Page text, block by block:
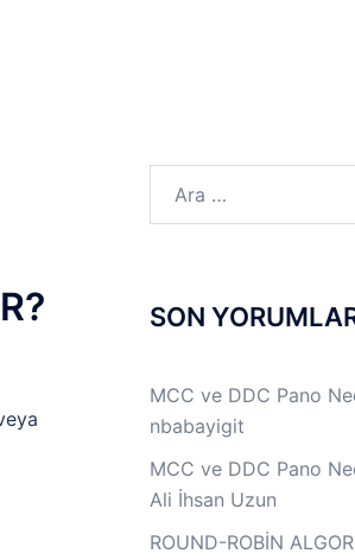
SON
MCC ve DDC Pano
nbabayigit
MCC ve DDC Pano
Ali İhsan Uzun
ROUND-ROBİN